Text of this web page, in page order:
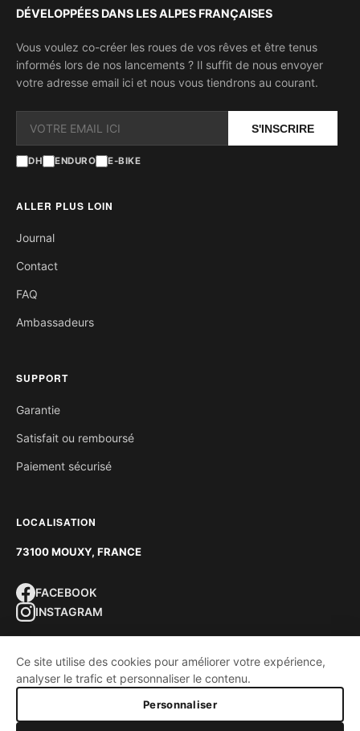
DÉVELOPPÉES DANS LES ALPES FRANÇAISES
Vous voulez co-créer les roues de vos rêves et être tenus
informés lors de nos lancements ? Il suffit de nous envoyer
votre adresse email ici et nous vous tiendrons au courant.
S'INSCRIRE
DH ENDURO E-BIKE
ALLER PLUS LOIN
Journal
Contact
FAQ
Ambassadeurs
SUPPORT
Garantie
Satisfait ou remboursé
Paiement sécurisé
LOCALISATION
73100 MOUXY, FRANCE
FACEBOOK
INSTAGRAM
CONDITIONS GÉNÉRALES
POLITIQUE DE CONFIDENTIALITÉ
2026 © SHORE CARBON. TOUS DROITS RÉSERVÉS
Ce site utilise des cookies pour améliorer votre expérience,
analyser le trafic et personnaliser le contenu.
Personnaliser